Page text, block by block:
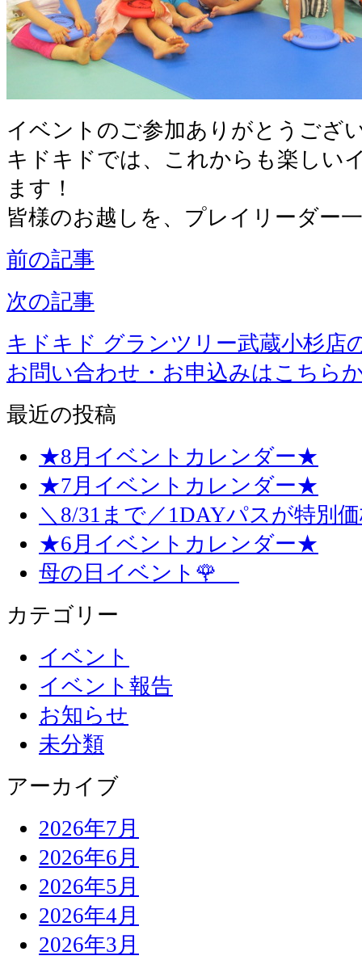
イベントのご参加ありがとうござ
キドキドでは、これからも楽しい
ます！
皆様のお越しを、プレイリーダー
前の記事
次の記事
キドキド グランツリー武蔵小杉店
お問い合わせ・お申込みはこちら
最近の投稿
★8月イベントカレンダー★
★7月イベントカレンダー★
＼8/31まで／1DAYパスが特別
★6月イベントカレンダー★
母の日イベント🌹
カテゴリー
イベント
イベント報告
お知らせ
未分類
アーカイブ
2026年7月
2026年6月
2026年5月
2026年4月
2026年3月